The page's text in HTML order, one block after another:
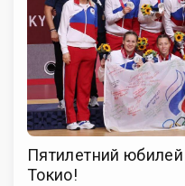
Пятилетний
Токио!